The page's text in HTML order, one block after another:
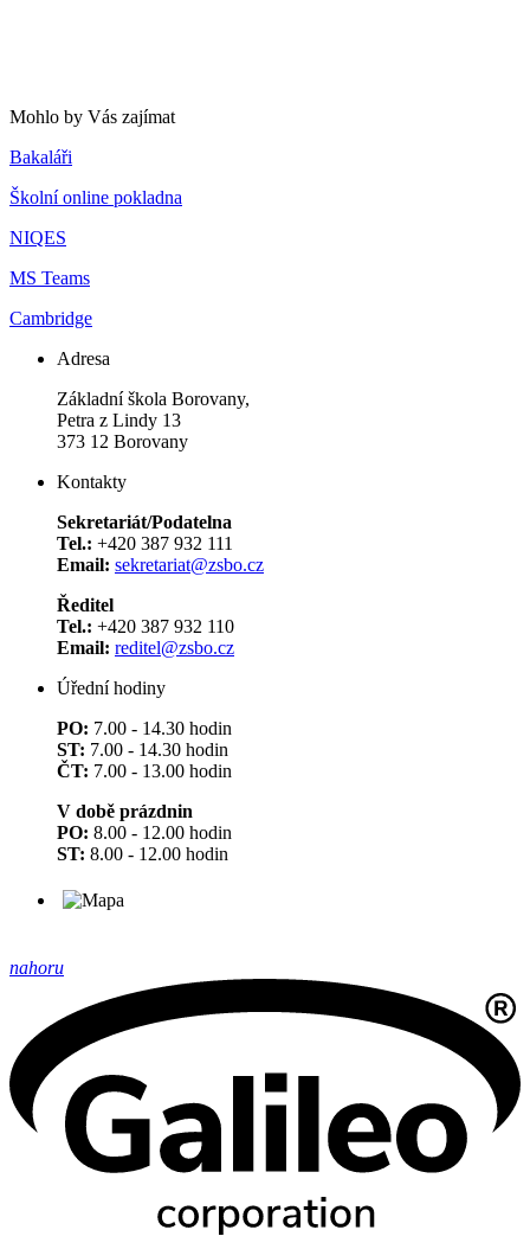
Mohlo by Vás zajímat
Bakaláři
Školní online pokladna
NIQES
MS Teams
Cambridge
Adresa
Základní škola Borovany,
Petra z Lindy 13
373 12 Borovany
Kontakty
Sekretariát/Podatelna
Tel.: +420 387 932 111
Email: sekretariat@zsbo.cz
Ředitel
Tel.: +420 387 932 110
Email: reditel@zsbo.cz
Úřední hodiny
PO: 7.00 - 14.30 hodin
ST: 7.00 - 14.30 hodin
ČT: 7.00 - 13.00 hodin
V době prázdnin
PO: 8.00 - 12.00 hodin
ST: 8.00 - 12.00 hodin
nahoru